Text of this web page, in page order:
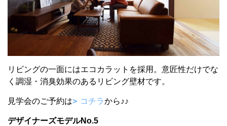
リビングの一面にはエコカラットを採用。意匠性だけでな
く調湿・消臭効果のあるリビング壁材です。
見学会のご予約は コチラから♪♪
デザイナーズモデルNo.5